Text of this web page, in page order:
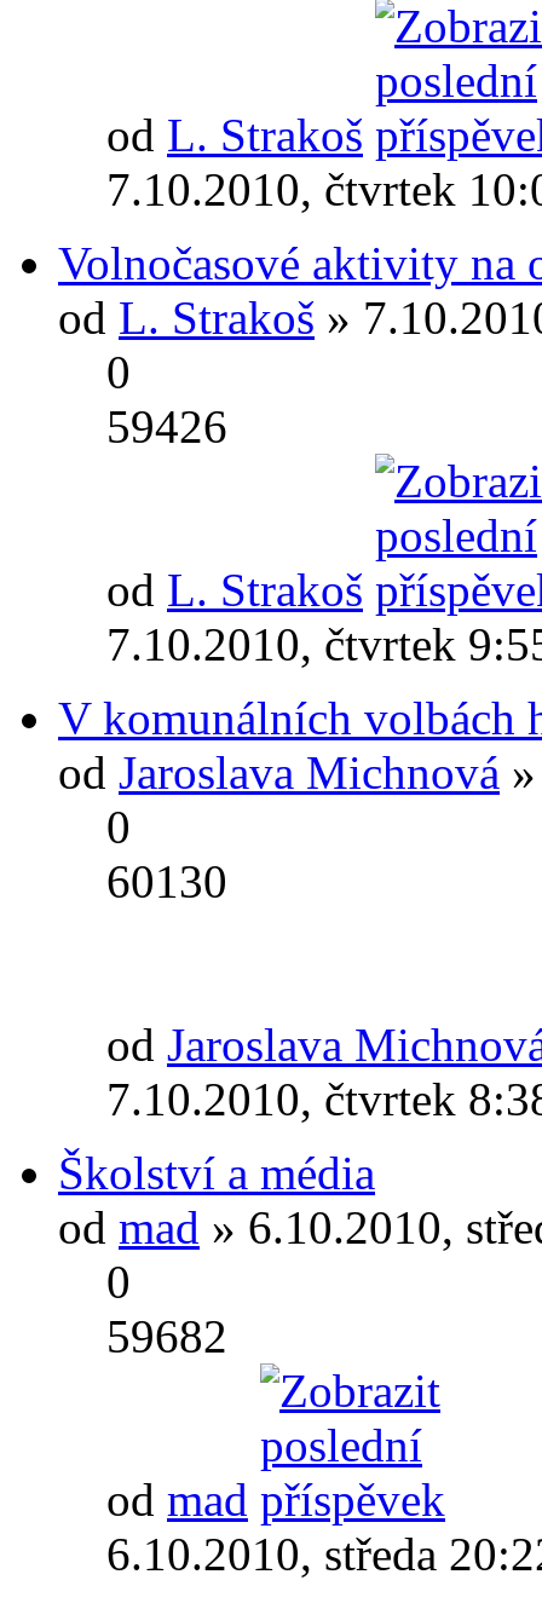
od L. Strakoš
7.10.2010, čtvrtek
Volnočasové aktivity na
od L. Strakoš »
0
59426
od L. Strakoš
7.10.2010, čtvrtek
V komunálních volbách
od Jaroslava Michnová
0
60130
od Jaroslava
7.10.2010, čtvrtek
Školství a média
od mad » 6.10.2010,
0
59682
od mad
6.10.2010, středa